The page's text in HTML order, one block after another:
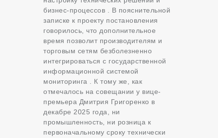
бизнес-процессов . В пояснительной
записке к проекту постановления
говорилось, что дополнительное
время позволит производителям и
торговым сетям безболезненно
интегрироваться с государственной
информационной системой
мониторинга . К тому же, как
отмечалось на совещании у вице-
премьера Дмитрия Григоренко в
декабре 2025 года, ни
промышленность, ни розница к
первоначальному сроку технически